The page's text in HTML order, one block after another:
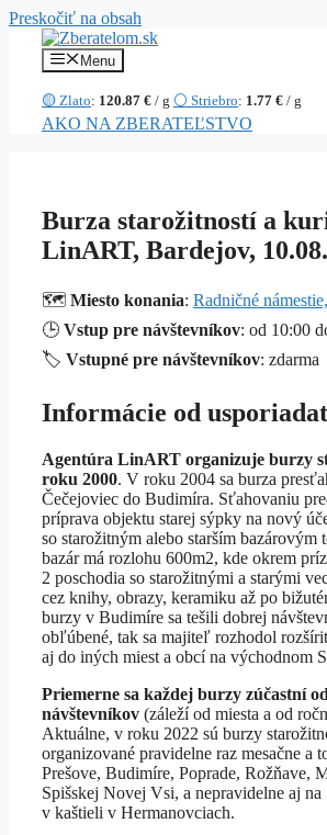
Preskočiť na obsah
Menu
🟡 Zlato: 120.87 € / g ⚪ Striebro: 1.77 € / g
AKO NA ZBERATEĽSTVO
Burza starožitností a
LinART, Bardejov,
🗺️ Miesto konania: Radničné
🕒 Vstup pre návštevníkov: od 10:00
🏷️ Vstupné pre návštevníkov: zdarma
Informácie od
Agentúra LinART organizuje burzy
roku 2000. V roku 2004 sa burza
Čečejoviec do Budimíra. Sťahovaniu
príprava objektu starej sýpky na nový
so starožitným alebo starším bazárovým
bazár má rozlohu 600m2, kde okrem
2 poschodia so starožitnými a starými
cez knihy, obrazy, keramiku až po
burzy v Budimíre sa tešili dobrej
obľúbené, tak sa majiteľ rozhodol
aj do iných miest a obcí na východnom
Priemerne sa každej burzy zúčastní
návštevníkov (záleží od miesta a od
Aktuálne, v roku 2022 sú burzy
organizované pravidelne raz mesačne a
Prešove, Budimíre, Poprade, Rožňave,
Spišskej Novej Vsi, a nepravidelne aj na
v kaštieli v Hermanovciach.